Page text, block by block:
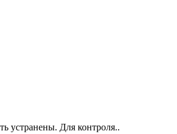
устранены. Для контроля..